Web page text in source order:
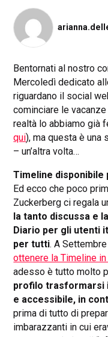
Bentornati al nostro
Mercoledì dedicato
riguardano il social
cominciare le
realtà lo abbiamo già
qui), ma questa è una
– un’altra volta…
Timeline disponibile
Ed ecco che poco
Zuckerberg ci regala
la tanto discussa e
Diario per gli utenti
per tutti. A Settembre
ottenere la Timeline
adesso è tutto molto
profilo trasformarsi
e accessibile, in
prima di tutto di
imbarazzanti in cui